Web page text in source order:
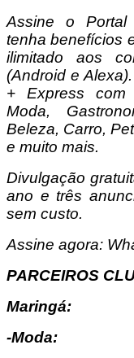
Assine o Portal
tenha benefícios
ilimitado aos
(Android e
+ Express com
Moda,
Beleza, Carro,
e muito mais.
Divulgação
ano e três
sem custo.
Assine agora:
PARCEIROS
Maringá:
-Moda: